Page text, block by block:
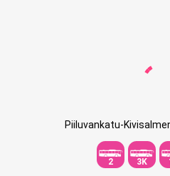
Piiluvankatu-
2 3K